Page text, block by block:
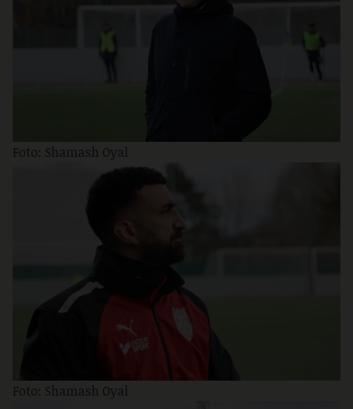
Foto: Shamash Oyal
Foto: Shamash Oyal